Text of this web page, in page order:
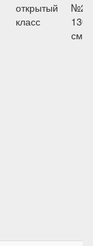
открытый
класс
№2,
130
см